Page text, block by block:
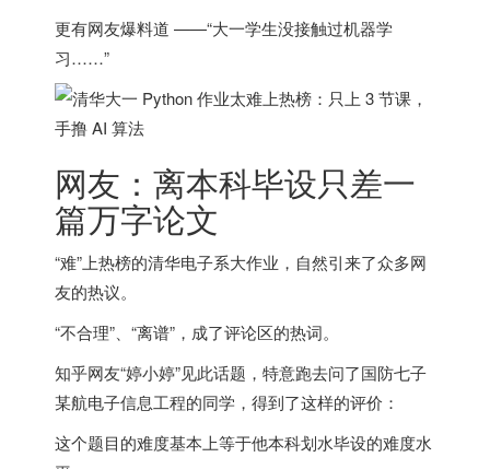
更有网友爆料道 ——“大一学生没接触过机器学
习……”
网友：离本科毕设只差一
篇万字论文
“难”上热榜的清华电子系大作业，自然引来了众多网
友的热议。
“不合理”、“离谱”，成了评论区的热词。
知乎网友“婷小婷”见此话题，特意跑去问了国防七子
某航电子信息工程的同学，得到了这样的评价：
这个题目的难度基本上等于他本科划水毕设的难度水